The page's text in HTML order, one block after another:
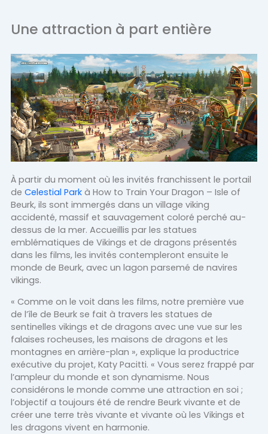
Une attraction à part entière
À partir du moment où les invités franchissent le portail
de Celestial Parkà How to Train Your Dragon – Isle of
Beurk, ils sont immergés dans un village viking
accidenté, massif et sauvagement coloré perché au-
dessus de la mer. Accueillis par les statues
emblématiques de Vikings et de dragons présentés
dans les films, les invités contempleront ensuite le
monde de Beurk, avec un lagon parsemé de navires
vikings.
« Comme on le voit dans les films, notre première vue
de l’île de Beurk se fait à travers les statues de
sentinelles vikings et de dragons avec une vue sur les
falaises rocheuses, les maisons de dragons et les
montagnes en arrière-plan », explique la productrice
exécutive du projet, Katy Pacitti. « Vous serez frappé par
l’ampleur du monde et son dynamisme. Nous
considérons le monde comme une attraction en soi ;
l’objectif a toujours été de rendre Beurk vivante et de
créer une terre très vivante et vivante où les Vikings et
les dragons vivent en harmonie.